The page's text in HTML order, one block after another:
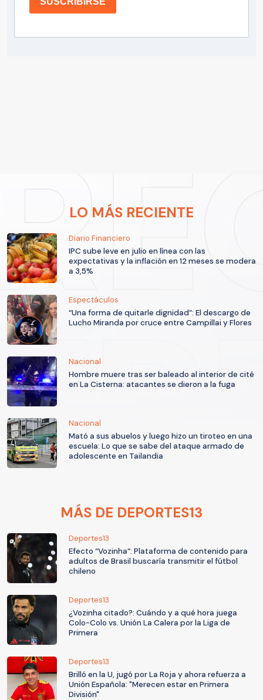
LO MÁS RECIENTE
Diario Financiero
IPC sube leve en julio en línea con las
expectativas y la inflación en 12 meses se modera
a 3,5%
Espectáculos
“Una forma de quitarle dignidad”: El descargo de
Lucho Miranda por cruce entre Campillai y Flores
Nacional
Hombre muere tras ser baleado al interior de cité
en La Cisterna: atacantes se dieron a la fuga
Nacional
Mató a sus abuelos y luego hizo un tiroteo en una
escuela: Lo que se sabe del ataque armado de
adolescente en Tailandia
MÁS DE DEPORTES13
Deportes13
Efecto “Vozinha”: Plataforma de contenido para
adultos de Brasil buscaría transmitir el fútbol
chileno
Deportes13
¿Vozinha citado?: Cuándo y a qué hora juega
Colo-Colo vs. Unión La Calera por la Liga de
Primera
Deportes13
Brilló en la U, jugó por La Roja y ahora refuerza a
Unión Española: "Merecen estar en Primera
División"